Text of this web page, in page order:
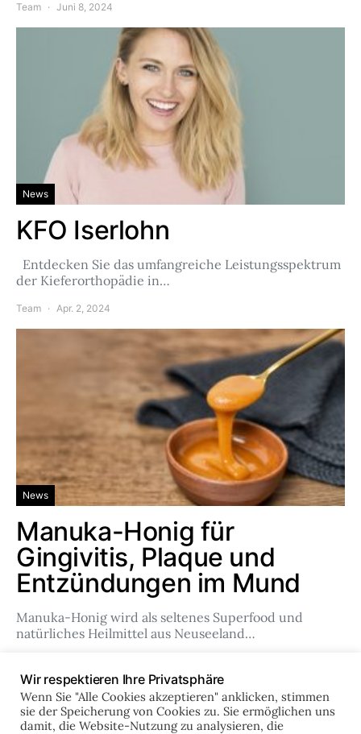
Team Juni 8, 2024
News
KFO Iserlohn
Entdecken Sie das umfangreiche Leistungsspektrum
der Kieferorthopädie in…
Team Apr. 2, 2024
News
Manuka-Honig für
Gingivitis, Plaque und
Entzündungen im Mund
Manuka-Honig wird als seltenes Superfood und
natürliches Heilmittel aus Neuseeland…
Wir respektieren Ihre Privatsphäre
Wenn Sie "Alle Cookies akzeptieren" anklicken, stimmen
sie der Speicherung von Cookies zu. Sie ermöglichen uns
damit, die Website-Nutzung zu analysieren, die